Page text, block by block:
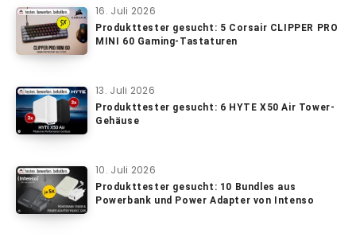
16. Juli 2026
Produkttester gesucht: 5 Corsair CLIPPER PRO
MINI 60 Gaming-Tastaturen
13. Juli 2026
Produkttester gesucht: 6 HYTE X50 Air Tower-
Gehäuse
10. Juli 2026
Produkttester gesucht: 10 Bundles aus
Powerbank und Power Adapter von Intenso